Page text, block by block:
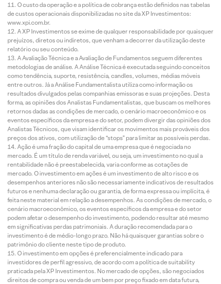
O custo da operação e a política de cobrança estão definidos nas tabelas
de custos operacionais disponibilizadas no site da XP Investimentos:
www.xpi.com.br.
A XP Investimentos se exime de qualquer responsabilidade por quaisquer
prejuízos, diretos ou indiretos, que venham a decorrer da utilização deste
relatório ou seu conteúdo.
A Avaliação Técnica e a Avaliação de Fundamentos seguem diferentes
metodologias de análise. A Análise Técnica é executada seguindo conceitos
como tendência, suporte, resistência, candles, volumes, médias móveis
entre outros. Já a Análise Fundamentalista utiliza como informação os
resultados divulgados pelas companhias emissoras e suas projeções. Desta
forma, as opiniões dos Analistas Fundamentalistas, que buscam os melhores
retornos dadas as condições de mercado, o cenário macroeconômico e os
eventos específicos da empresa e do setor, podem divergir das opiniões dos
Analistas Técnicos, que visam identificar os movimentos mais prováveis dos
preços dos ativos, com utilização de “stops” para limitar as possíveis perdas.
Ação é uma fração do capital de uma empresa que é negociada no
mercado. É um título de renda variável, ou seja, um investimento no qual a
rentabilidade não é preestabelecida, varia conforme as cotações de
mercado. O investimento em ações é um investimento de alto risco e os
desempenhos anteriores não são necessariamente indicativos de resultados
futuros e nenhuma declaração ou garantia, de forma expressa ou implícita, é
feita neste material em relação a desempenhos. As condições de mercado, o
cenário macroeconômico, os eventos específicos da empresa e do setor
podem afetar o desempenho do investimento, podendo resultar até mesmo
em significativas perdas patrimoniais. A duração recomendada para o
investimento é de médio-longo prazo. Não há quaisquer garantias sobre o
patrimônio do cliente neste tipo de produto.
O investimento em opções é preferencialmente indicado para
investidores de perfil agressivo, de acordo com a política de suitability
praticada pela XP Investimentos. No mercado de opções, são negociados
direitos de compra ou venda de um bem por preço fixado em data futura,